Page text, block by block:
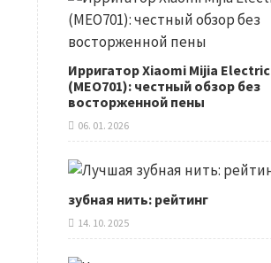
Ирригатор Xiaomi Mijia Electric
(MEO701): честный обзор без
восторженной пены
06. 01. 2026
зубная нить: рейтинг
14. 10. 2025